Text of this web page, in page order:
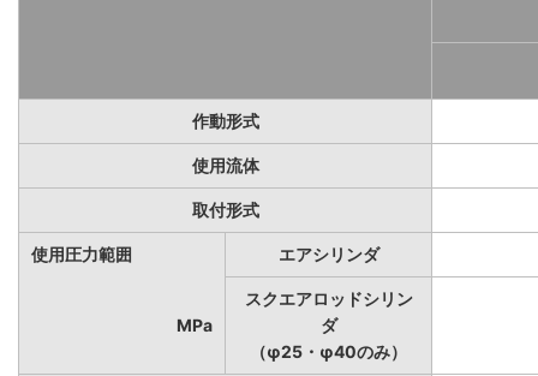
作動形式
使用流体
取付形式
使用圧力範囲 エアシリンダ
MPa
スクエアロッドシリン
ダ
（φ25・φ40のみ）